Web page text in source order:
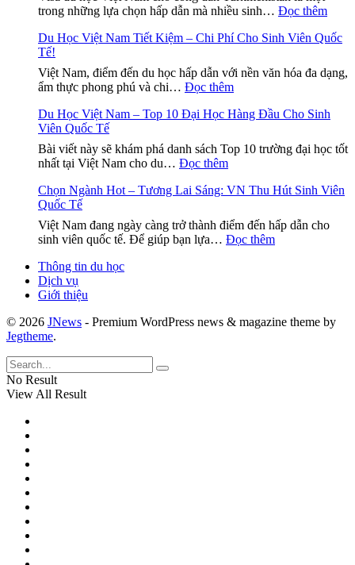
du
học
cho
sinh
Ấn
Việt
–
chi
và
cần
thiết
trong những lựa chọn hấp dẫn mà nhiều sinh… Đọc thêm:
Du
Việt
Nam
Công
Dân
–
Mới
Hứa
Du Học Việt Nam Tiết Kiệm – Chi Phí Cho Sinh Viên Quốc
Tế!
Việt Nam, điểm đến du học hấp dẫn với nền văn hóa đa dạng,
ẩm thực phong phú và chi… Đọc thêm:
Học
Nam
Tiết
–
Chi
Cho
Sinh
Du Học Việt Nam – Top 10 Đại Học Hàng Đầu Cho Sinh
Viên Quốc Tế
Bài viết này sẽ khám phá danh sách Top 10 trường đại học tốt
nhất tại Việt Nam cho du… Đọc thêm:
Học
Nam
–
Top
Đầu
Chọn Ngành Hot – Tương Lai Sáng: VN Thu Hút Sinh Viên
Quốc Tế
Việt Nam đang ngày càng trở thành điểm đến hấp dẫn cho
sinh viên quốc tế. Để giúp bạn lựa… Đọc thêm:
Lai
Thông tin du học
Dịch vụ
Giới thiệu
© 2026 JNews - Premium WordPress news & magazine theme by
Jegtheme.
No Result
View All Result